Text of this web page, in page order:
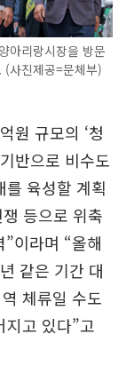
아리랑시장을 방문
사진제공=문체부)
원 규모의 ‘청
반으로 비수도
육성할 계획
등으로 위축
이라며 “올해
같은 기간 대
체류일 수도
고 있다”고